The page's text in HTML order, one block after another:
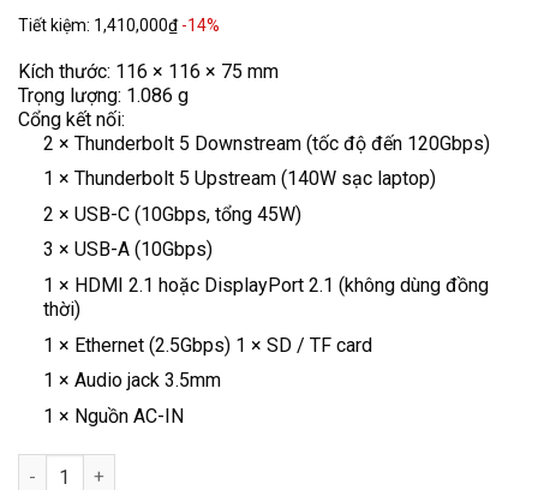
Tiết kiệm: 1,410,000₫ -14%
Kích thước: 116 × 116 × 75 mm
Trọng lượng: 1.086 g
Cổng kết nối:
2 × Thunderbolt 5 Downstream (tốc độ đến 120Gbps)
1 × Thunderbolt 5 Upstream (140W sạc laptop)
2 × USB-C (10Gbps, tổng 45W)
3 × USB-A (10Gbps)
1 × HDMI 2.1 hoặc DisplayPort 2.1 (không dùng đồng
thời)
1 × Ethernet (2.5Gbps) 1 × SD / TF card
1 × Audio jack 3.5mm
1 × Nguồn AC-IN